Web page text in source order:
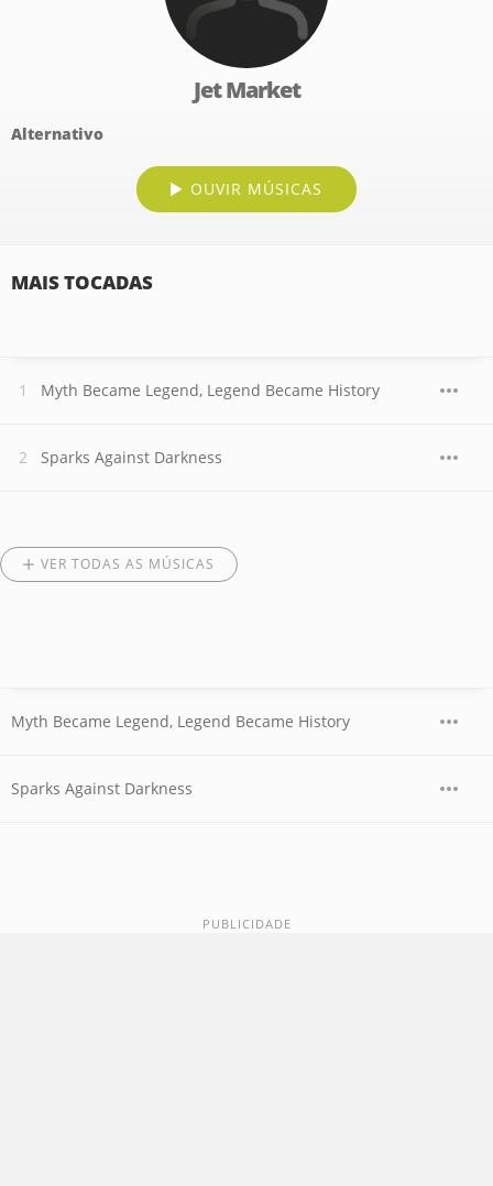
Jet Market
Alternativo
OUVIR MÚSICAS
MAIS TOCADAS
Myth Became Legend, Legend Became History
Sparks Against Darkness
VER TODAS AS MÚSICAS
Myth Became Legend, Legend Became History
Sparks Against Darkness